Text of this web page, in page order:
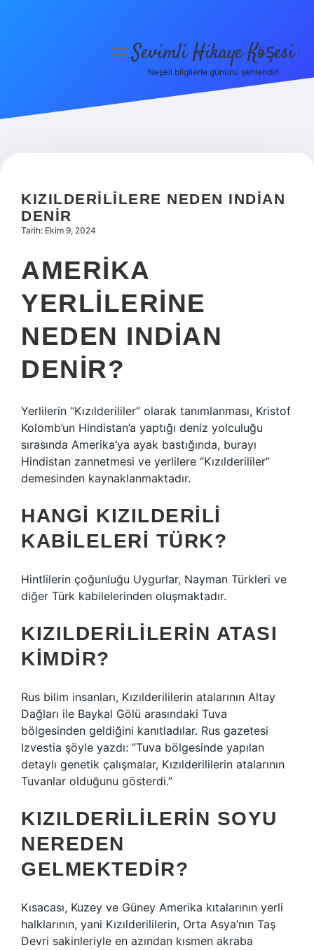
Hakkımızda
menüyüSevimli Hikaye Köşesi
Neşeli bilgilerle gününü şenlendir!
KIZILDERILILERE NEDEN INDIAN
DENIR
Tarih: Ekim 9, 2024
AMERIKA
YERLILERINE
NEDEN INDIAN
DENIR?
Yerlilerin “Kızılderililer” olarak tanımlanması, Kristof
Kolomb’un Hindistan’a yaptığı deniz yolculuğu
sırasında Amerika’ya ayak bastığında, burayı
Hindistan zannetmesi ve yerlilere “Kızılderililer”
demesinden kaynaklanmaktadır.
HANGI KIZILDERILI
KABILELERI TÜRK?
Hintlilerin çoğunluğu Uygurlar, Nayman Türkleri ve
diğer Türk kabilelerinden oluşmaktadır.
KIZILDERILILERIN ATASI
KIMDIR?
Rus bilim insanları, Kızılderililerin atalarının Altay
Dağları ile Baykal Gölü arasındaki Tuva
bölgesinden geldiğini kanıtladılar. Rus gazetesi
Izvestia şöyle yazdı: “Tuva bölgesinde yapılan
detaylı genetik çalışmalar, Kızılderililerin atalarının
Tuvanlar olduğunu gösterdi.”
KIZILDERILILERIN SOYU
NEREDEN
GELMEKTEDIR?
Kısacası, Kuzey ve Güney Amerika kıtalarının yerli
halklarının, yani Kızılderililerin, Orta Asya’nın Taş
Devri sakinleriyle en azından kısmen akraba